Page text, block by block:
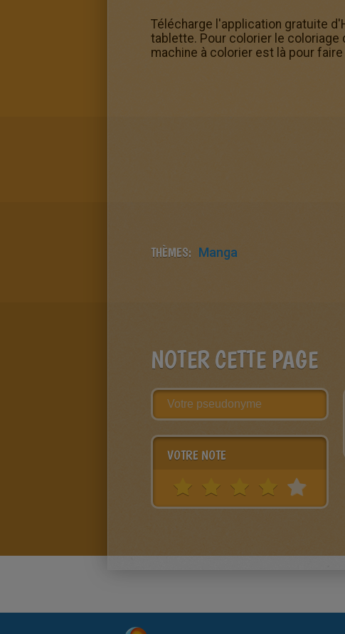
Télécharge l'application gratuite
tablette. Pour colorier le coloriage
machine à colorier est là pour faire
THÈMES: Manga
NOTER CETTE PAGE
VOTRE NOTE